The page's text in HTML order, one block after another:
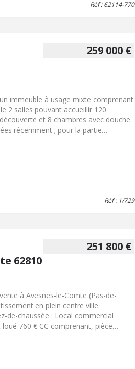
Réf : 62114-770
259 000 €
immeuble à usage mixte comprenant
2 salles pouvant accueillir 120
et 8 chambres avec douche
récemment ; pour la partie
restauration et d'hotellerie.
Réf : 1/729
251 800 €
62810
à Avesnes-le-Comte (Pas-de-
en plein centre ville
de-chaussée : Local commercial
760 € CC comprenant, pièce
ou dressing et 2 chambres. Deuxième
m²) anciennement loué 432 € CC